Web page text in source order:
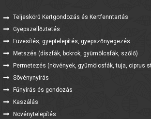
Teljeskörű Kertgondozás és Kertfenntartás
Gyepszellőztetés
Füvesítés, gyeptelepítés, gyepszőnyegezés
Metszés (díszfák, bokrok, gyümölcsfák, szőlő)
Permetezés (növények, gyümölcsfák, tuja, ciprus
Sövénynyírás
Fűnyírás és gondozás
Kaszálás
Növénytelepítés